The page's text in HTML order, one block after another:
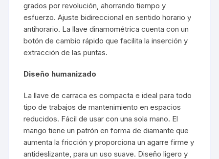
grados por revolución, ahorrando tiempo y
esfuerzo. Ajuste bidireccional en sentido horario y
antihorario. La llave dinamométrica cuenta con un
botón de cambio rápido que facilita la inserción y
extracción de las puntas.
Diseño humanizado
La llave de carraca es compacta e ideal para todo
tipo de trabajos de mantenimiento en espacios
reducidos. Fácil de usar con una sola mano. El
mango tiene un patrón en forma de diamante que
aumenta la fricción y proporciona un agarre firme y
antideslizante, para un uso suave. Diseño ligero y